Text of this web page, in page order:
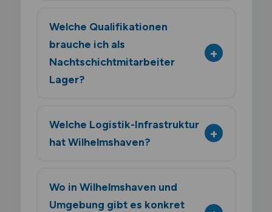
Welche Qualifikationen
brauche ich als
Nachtschichtmitarbeiter
Lager?
Welche Logistik-Infrastruktur
hat Wilhelmshaven?
Wo in Wilhelmshaven und
Umgebung gibt es konkret